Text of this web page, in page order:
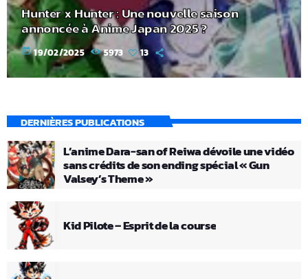
Hunter x Hunter : Une nouvelle saison
annoncée à Anime Japan 2025 ?
today 19/02/2025 5973 13
DERNIÈRES PUBLICATIONS
L’anime Dara-san of Reiwa dévoile une vidéo
sans crédits de son ending spécial « Gun
Valsey’s Theme »
Kid Pilote – Esprit de la course